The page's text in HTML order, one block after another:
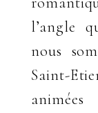
l’angle
nous
Saint-